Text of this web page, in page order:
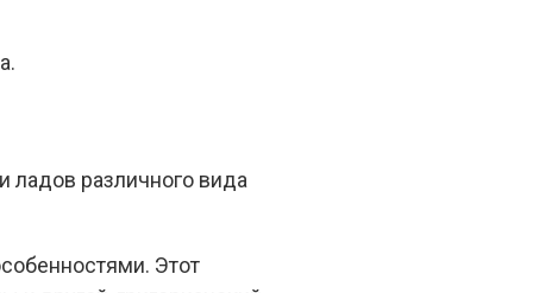
ладов различного вида
Этот